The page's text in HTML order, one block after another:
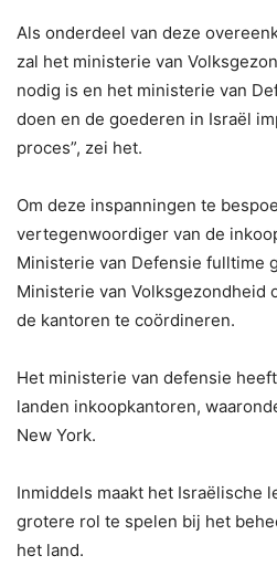
Als onderdeel van deze
zal het ministerie van
nodig is en het ministerie van
doen en de goederen in Israël
proces”, zei het.
Om deze inspanningen te
vertegenwoordiger van de
Ministerie van Defensie fulltime
Ministerie van Volksgezondheid
de kantoren te coördineren.
Het ministerie van defensie
landen inkoopkantoren,
New York.
Inmiddels maakt het Israëlische
grotere rol te spelen bij het
het land.